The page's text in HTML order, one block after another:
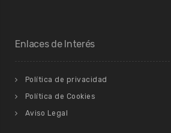
Enlaces de Interés
Política de privacidad
Política de Cookies
Aviso Legal